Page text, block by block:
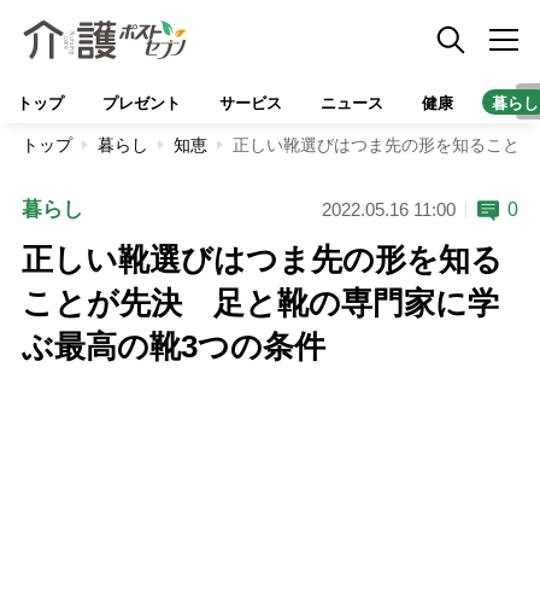
トップ プレゼント サービス ニュース 健康 暮らし
トップ 暮らし 知恵 正しい靴選びはつま先の形を知ること
暮らし 2022.05.16 11:00 0
正しい靴選びはつま先の形を知る
ことが先決 足と靴の専門家に学
ぶ最高の靴3つの条件